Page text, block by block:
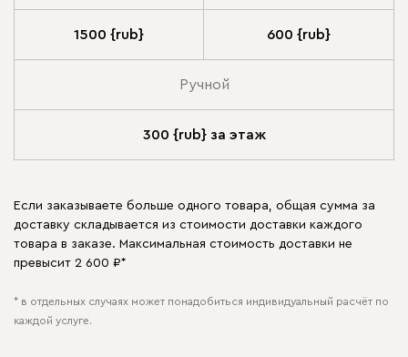
1500 {rub} 600 {rub}
Ручной
300 {rub} за этаж
Если заказываете больше одного товара, общая сумма за
доставку складывается из стоимости доставки каждого
товара в заказе. Максимальная стоимость доставки не
превысит 2 600 ₽*
* в отдельных случаях может понадобиться индивидуальный расчёт по
каждой услуге.